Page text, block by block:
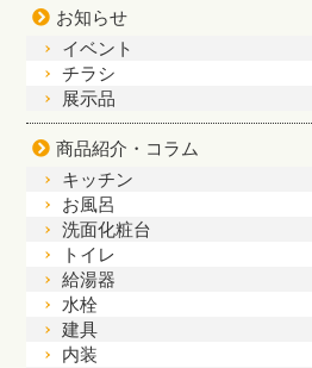
お知らせ
イベント
チラシ
展示品
商品紹介・コラム
キッチン
お風呂
洗面化粧台
トイレ
給湯器
水栓
建具
内装